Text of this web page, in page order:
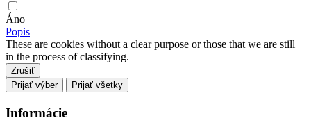
Áno
Popis
These are cookies without a clear purpose or those that we are still
in the process of classifying.
Zrušiť
Prijať výber
Prijať všetky
Informácie